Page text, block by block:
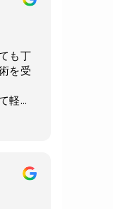
も丁
を受
軽く
し
ま